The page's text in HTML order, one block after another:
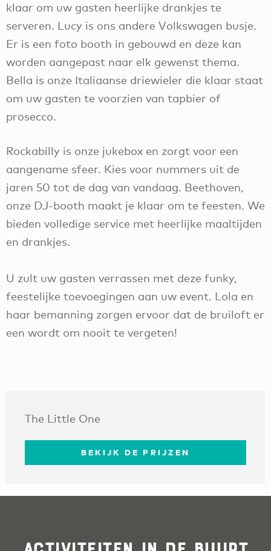
klaar om uw gasten heerlijke drankjes te
serveren. Lucy is ons andere Volkswagen busje.
Er is een foto booth in gebouwd en deze kan
worden aangepast naar elk gewenst thema.
Bella is onze Italiaanse driewieler die klaar staat
om uw gasten te voorzien van tapbier of
prosecco.
Rockabilly is onze jukebox en zorgt voor een
aangename sfeer. Kies voor nummers uit de
jaren 50 tot de dag van vandaag. Beethoven,
onze DJ-booth maakt je klaar om te feesten. We
bieden volledige service met heerlijke maaltijden
en drankjes.
U zult uw gasten verrassen met deze funky,
feestelijke toevoegingen aan uw event. Lola en
haar bemanning zorgen ervoor dat de bruiloft er
een wordt om nooit te vergeten!
The Little One
BEKIJK DE PRIJZEN